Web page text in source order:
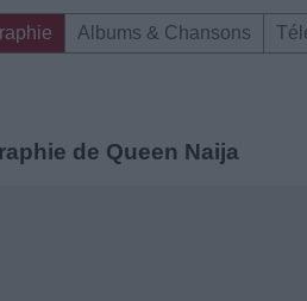
Albums & Chansons
de Queen Naija